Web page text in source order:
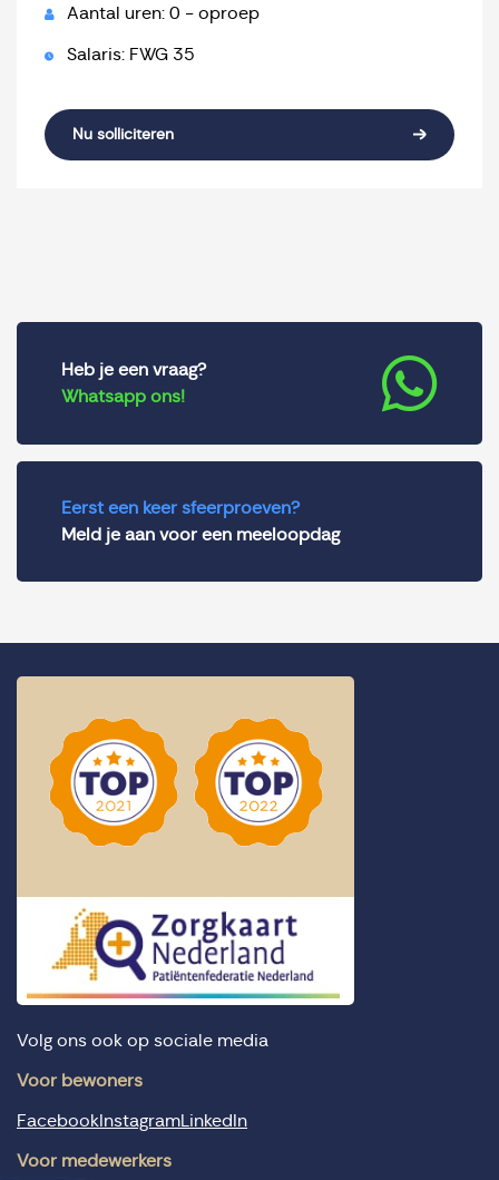
Aantal uren: 0 - oproep
Salaris: FWG 35
Nu solliciteren
Heb je een vraag?
Whatsapp ons!
Eerst een keer sfeerproeven?
Meld je aan voor een meeloopdag
Volg ons ook op sociale media
Voor bewoners
FacebookInstagramLinkedIn
Voor medewerkers